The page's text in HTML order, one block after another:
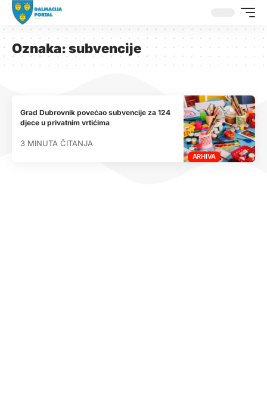
Oznaka:subvencije
ARHIVA
Grad Dubrovnik povećao subvencije za 124
djece u privatnim vrtićima
3 MINUTA ČITANJA